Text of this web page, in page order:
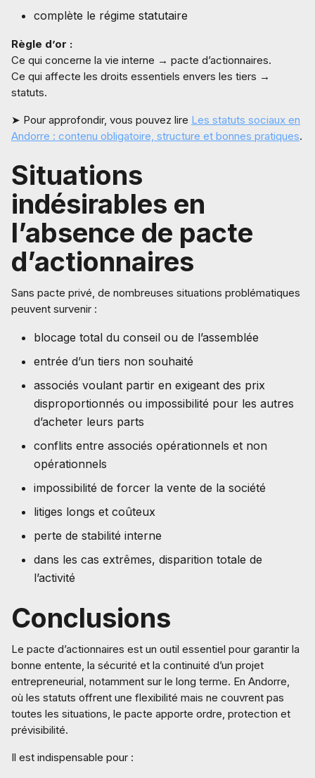
complète le régime statutaire
Règle d’or :
Ce qui concerne la vie interne → pacte d’actionnaires.
Ce qui affecte les droits essentiels envers les tiers →
statuts.
➤ Pour approfondir, vous pouvez lire Les statuts sociaux en
Andorre : contenu obligatoire, structure et bonnes pratiques.
Situations
indésirables en
l’absence de pacte
d’actionnaires
Sans pacte privé, de nombreuses situations problématiques
peuvent survenir :
blocage total du conseil ou de l’assemblée
entrée d’un tiers non souhaité
associés voulant partir en exigeant des prix
disproportionnés ou impossibilité pour les autres
d’acheter leurs parts
conflits entre associés opérationnels et non
opérationnels
impossibilité de forcer la vente de la société
litiges longs et coûteux
perte de stabilité interne
dans les cas extrêmes, disparition totale de
l’activité
Conclusions
Le pacte d’actionnaires est un outil essentiel pour garantir la
bonne entente, la sécurité et la continuité d’un projet
entrepreneurial, notamment sur le long terme. En Andorre,
où les statuts offrent une flexibilité mais ne couvrent pas
toutes les situations, le pacte apporte ordre, protection et
prévisibilité.
Il est indispensable pour :